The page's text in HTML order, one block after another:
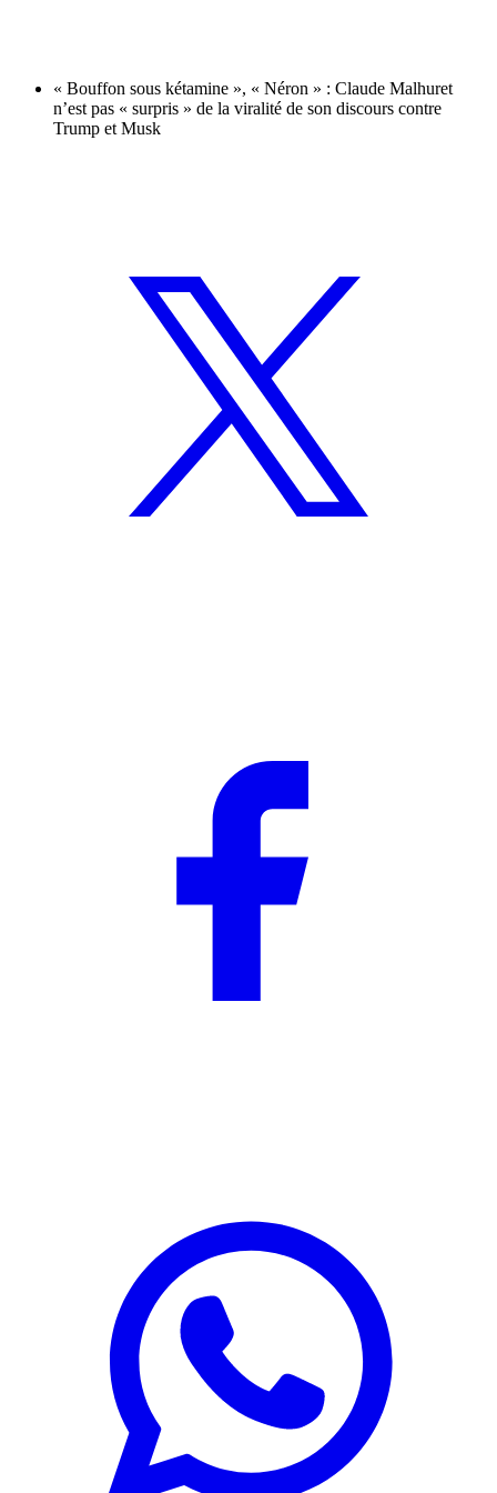
« Bouffon sous kétamine », « Néron » : Claude Malhuret
n’est pas « surpris » de la viralité de son discours contre
Trump et Musk